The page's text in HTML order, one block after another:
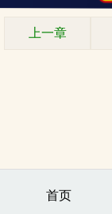
上一章
首页